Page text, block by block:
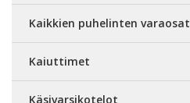
Kaikkien puhelinten varaosat
Kaiuttimet
Käsivarsikotelot